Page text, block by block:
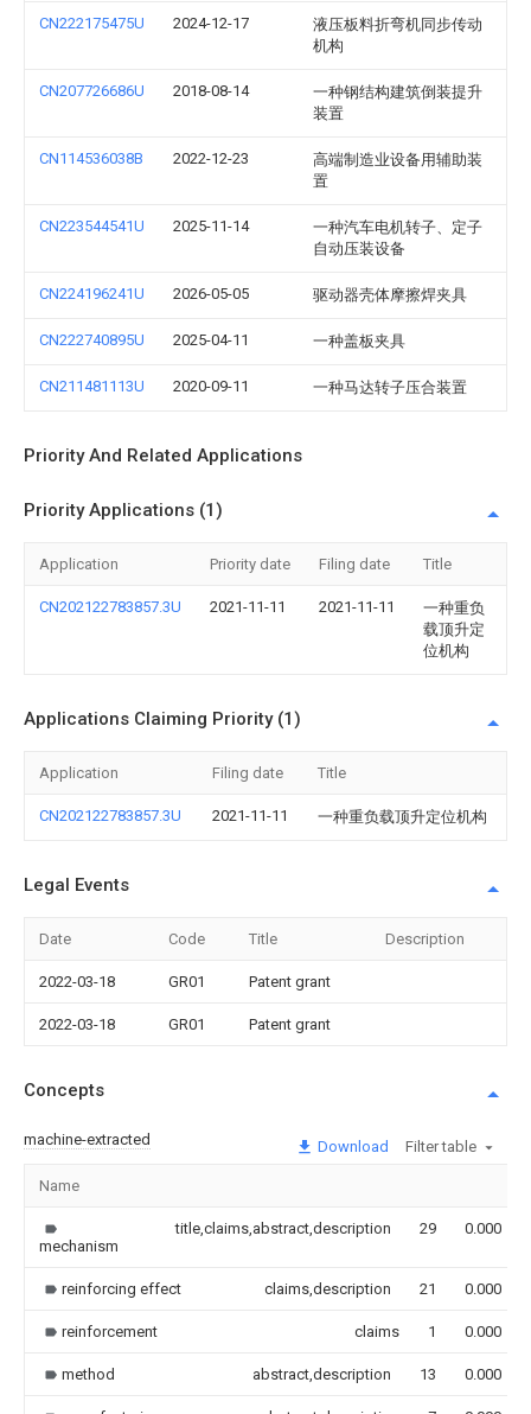
CN222175475U 2024-12-17
液压板料折弯机同步传动
机构
CN207726686U 2018-08-14
一种钢结构建筑倒装提升
装置
CN114536038B 2022-12-23
高端制造业设备用辅助装
置
CN223544541U 2025-11-14
一种汽车电机转子、定子
自动压装设备
CN224196241U 2026-05-05 驱动器壳体摩擦焊夹具
CN222740895U 2025-04-11 一种盖板夹具
CN211481113U 2020-09-11 一种马达转子压合装置
Priority And Related Applications
Priority Applications (1)
Application Priority date Filing date Title
CN202122783857.3U 2021-11-11 2021-11-11
一种重负
载顶升定
位机构
Applications Claiming Priority (1)
Application Filing date Title
CN202122783857.3U 2021-11-11 一种重负载顶升定位机构
Legal Events
Date Code Title Description
2022-03-18 GR01 Patent grant
2022-03-18 GR01 Patent grant
Concepts
machine-extracted Download Filter table
Name
mechanism
title,claims,abstract,description 29 0.000
reinforcing effect claims,description 21 0.000
reinforcement claims 1 0.000
method abstract,description 13 0.000